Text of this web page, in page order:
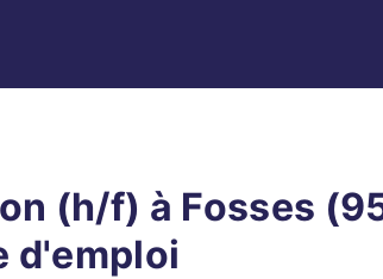
(h/f) à Fosses
d'emploi